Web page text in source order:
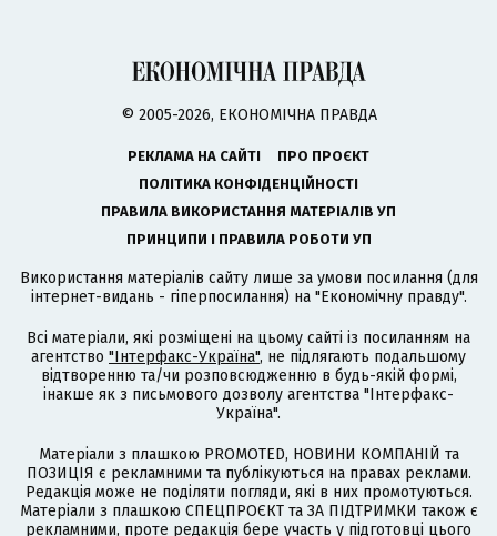
© 2005-2026, ЕКОНОМІЧНА ПРАВДА
РЕКЛАМА НА САЙТІ
ПРО ПРОЄКТ
ПОЛІТИКА КОНФІДЕНЦІЙНОСТІ
ПРАВИЛА ВИКОРИСТАННЯ МАТЕРІАЛІВ УП
ПРИНЦИПИ І ПРАВИЛА РОБОТИ УП
Використання матеріалів сайту лише за умови посилання (для
інтернет-видань - гіперпосилання) на "Економічну правду".
Всі матеріали, які розміщені на цьому сайті із посиланням на
агентство "Інтерфакс-Україна", не підлягають подальшому
відтворенню та/чи розповсюдженню в будь-якій формі,
інакше як з письмового дозволу агентства "Інтерфакс-
Україна".
Матеріали з плашкою PROMOTED, НОВИНИ КОМПАНІЙ та
ПОЗИЦІЯ є рекламними та публікуються на правах реклами.
Редакція може не поділяти погляди, які в них промотуються.
Матеріали з плашкою СПЕЦПРОЄКТ та ЗА ПІДТРИМКИ також є
рекламними, проте редакція бере участь у підготовці цього